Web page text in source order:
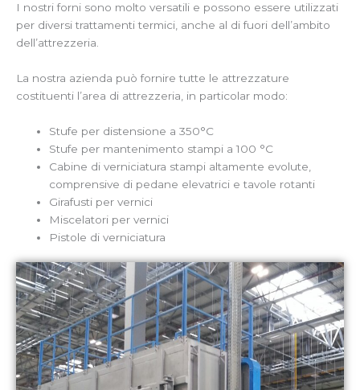
I nostri forni sono molto versatili e possono essere utilizzati
per diversi trattamenti termici, anche al di fuori dell’ambito
dell’attrezzeria.
La nostra azienda può fornire tutte le attrezzature
costituenti l’area di attrezzeria, in particolar modo:
Stufe per distensione a 350°C
Stufe per mantenimento stampi a 100 °C
Cabine di verniciatura stampi altamente evolute,
comprensive di pedane elevatrici e tavole rotanti
Girafusti per vernici
Miscelatori per vernici
Pistole di verniciatura